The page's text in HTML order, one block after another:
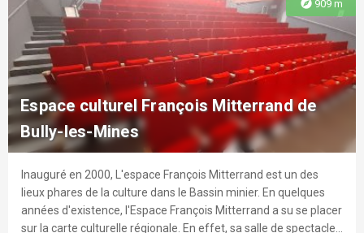
Le Louvre-Lens
Parcourir la Galerie du temps du Louvre-Lens, c’est traverser
les époques, les pays, les civilisations, c’est contempler et
redécouvrir les collections du “ Louvre en partage ”, grâce à une
scénographie unique au monde. On y vient avec les bébés, on
joue avec les enfants à chercher des indices sur les œuvres
d’art pendant un jeu de piste, les grands-parents apprennent à
devenir guides pour leurs petits-enfants… Ici, tout est fait pour
partager en famille des moments ludiques et festifs autour
explore5.5 km
explore 909 m
Espace culturel François Mitterrand de
Bully-les-Mines
Inauguré en 2000, L'espace François Mitterrand est un des
lieux phares de la culture dans le Bassin minier. En quelques
années d'existence, l'Espace François Mitterrand a su se placer
sur la carte culturelle régionale. En effet, sa salle de spectacle